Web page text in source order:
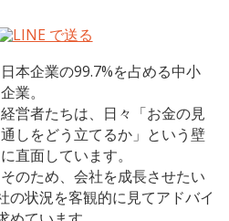
日本企業の99.7%を占める中小
企業。
経営者たちは、日々「お金の見
通しをどう立てるか」という壁
に直面しています。
そのため、会社を成長させたい
の状況を客観的に見てアドバイ